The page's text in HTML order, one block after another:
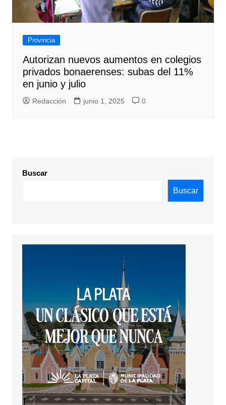
Provincia
Autorizan nuevos aumentos en colegios
privados bonaerenses: subas del 11%
en junio y julio
Redacción junio 1, 2025 0
Buscar
Buscar